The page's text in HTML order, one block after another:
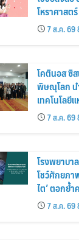
โหราศาสต
7 ส.ค. 69
โคตินอส ซิ
พิษณุโลก น
เทคโนโลยี
การเฮลท์แ
7 ส.ค. 69
โรงพยาบา
โชว์ศักยภ
ไต’ ตอกย้
ระดับมาตรฐ
ผ่าตัดปลูกถ่
รายพร้อม
7 ส.ค. 69